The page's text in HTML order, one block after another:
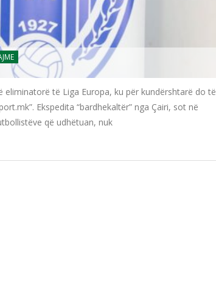
të Liga Europa, ku për kundërshtarë do të
Ekspedita “bardhekaltër” nga Çairi, sot në
që udhëtuan, nuk